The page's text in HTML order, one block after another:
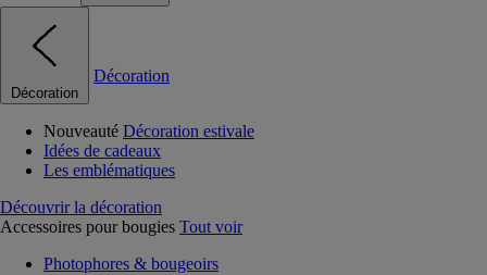
Décoration
Décoration
Nouveauté Décoration estivale
Idées de cadeaux
Les emblématiques
Découvrir la décoration
Accessoires pour bougies Tout voir
Photophores & bougeoirs